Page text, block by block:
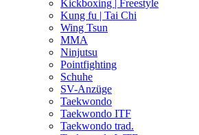
Kickboxing | Freestyle
Kung fu | Tai Chi
Wing Tsun
MMA
Ninjutsu
Pointfighting
Schuhe
SV-Anzüge
Taekwondo
Taekwondo ITF
Taekwondo trad.